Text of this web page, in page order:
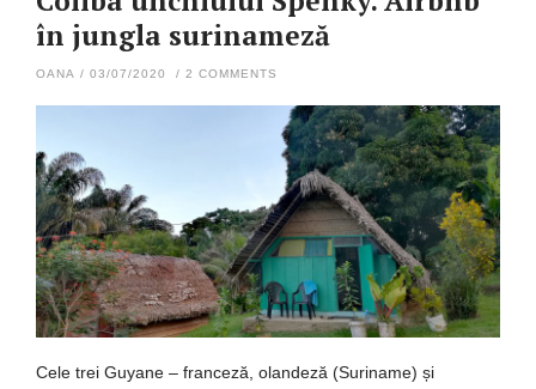
în jungla surinameză
OANA / 03/07/2020 / 2 COMMENTS
Cele trei Guyane – franceză, olandeză (Suriname) și